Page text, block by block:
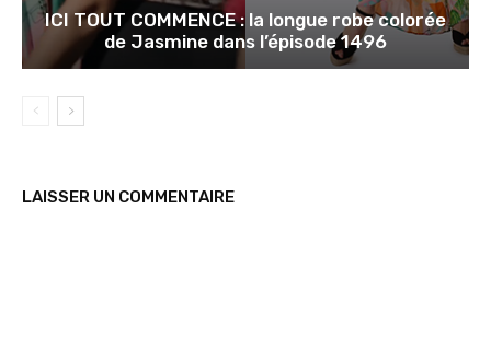
ICI TOUT COMMENCE : la longue robe colorée
de Jasmine dans l’épisode 1496
LAISSER UN COMMENTAIRE